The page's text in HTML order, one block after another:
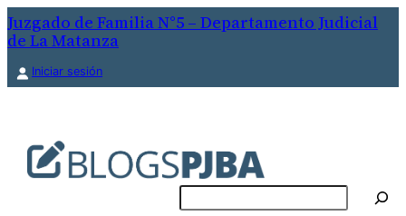
Juzgado de Familia N°5 – Departamento Judicial
de La Matanza
Iniciar sesión